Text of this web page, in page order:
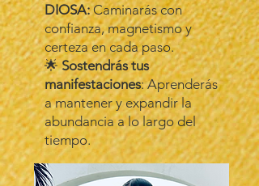
DIOSA:Caminarás con
confianza, magnetismo y
certeza en cada paso.
🌟Sostendrás tus
manifestaciones: Aprenderás
a mantener y expandir la
abundancia a lo largo del
tiempo.